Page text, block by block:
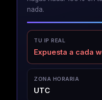
nada.
TU IP REAL
Expuesta a cada
ZONA HORARIA
UTC